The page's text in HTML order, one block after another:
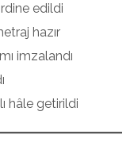
edildi
hazır
imzalandı
hâle getirildi